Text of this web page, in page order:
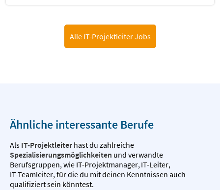
Alle IT-Projektleiter Jobs
Ähnliche interessante Berufe
Als IT-Projektleiter hast du zahlreiche
Spezialisierungsmöglichkeiten und verwandte
Berufsgruppen, wie IT-Projektmanager,IT-Leiter,
IT-Teamleiter,für die du mit deinen Kenntnissen auch
qualifiziert sein könntest.